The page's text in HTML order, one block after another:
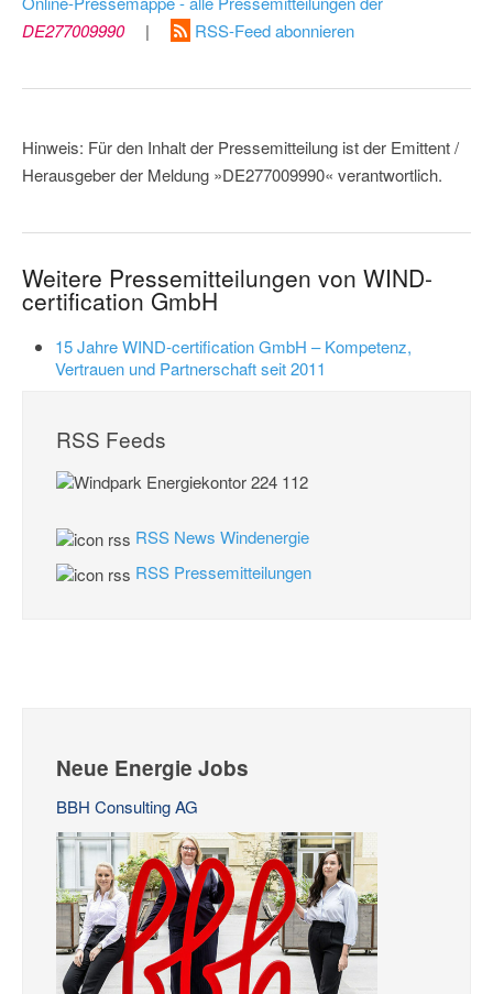
DE277009990
| RSS-Feed abonnieren
Hinweis: Für den Inhalt der Pressemitteilung ist der Emittent /
Herausgeber der Meldung »DE277009990« verantwortlich.
Weitere Pressemitteilungen von WIND-
certification GmbH
15 Jahre WIND-certification GmbH – Kompetenz,
Vertrauen und Partnerschaft seit 2011
RSS Feeds
RSS News Windenergie
RSS Pressemitteilungen
Neue Energie Jobs
BBH Consulting AG